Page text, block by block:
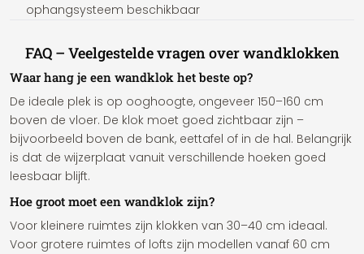
ophangsysteem beschikbaar
FAQ – Veelgestelde vragen over wandklokken
Waar hang je een wandklok het beste op?
De ideale plek is op ooghoogte, ongeveer 150–160 cm
boven de vloer. De klok moet goed zichtbaar zijn –
bijvoorbeeld boven de bank, eettafel of in de hal. Belangrijk
is dat de wijzerplaat vanuit verschillende hoeken goed
leesbaar blijft.
Hoe groot moet een wandklok zijn?
Voor kleinere ruimtes zijn klokken van 30–40 cm ideaal.
Voor grotere ruimtes of lofts zijn modellen vanaf 60 cm